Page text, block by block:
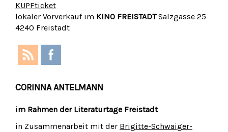
KUPFticket
lokaler Vorverkauf im KINO FREISTADTSalzgasse 25
4240 Freistadt
CORINNA ANTELMANN
im Rahmen der Literaturtage Freistadt
in Zusammenarbeit mit der Brigitte-Schwaiger-